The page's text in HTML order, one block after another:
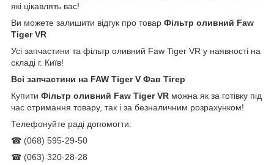
які цікавлять вас!
Ви можете залишити відгук про товар Фільтр оливний Faw
Tiger VR
Усі запчастини та фільтр оливний Faw Tiger VR у наявності на
складі г. Київ!
Всі запчастини на FAW Tiger V Фав Тігер
Купити Фільтр оливний Faw Tiger VR можна як за готівку під
час отримання товару, так і за безналичним розрахунком!
Телефонуйте раді допомогти:
☎ (068) 595-29-50
☎ (063) 320-28-28